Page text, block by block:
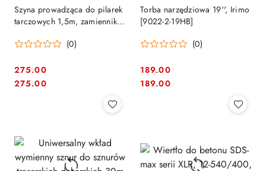
Szyna prowadząca do pilarek
tarczowych 1,5m, zamiennik
8]
(0)
Cena:
275.00
Cena:
275.00
Torba narzędziowa 19'', Irimo
[9022-2-19HB]
(0)
Cena:
189.00
Cena:
189.00